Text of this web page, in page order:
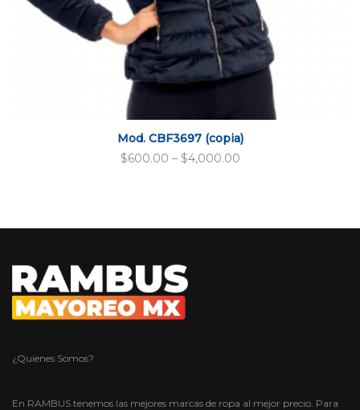
Mod. CBF3697 (copia)
$600.00 – $4,000.00
¿Quienes Somos?
En RAMBUS tenemos las mejores marcas de ropa al mejor precio. Para